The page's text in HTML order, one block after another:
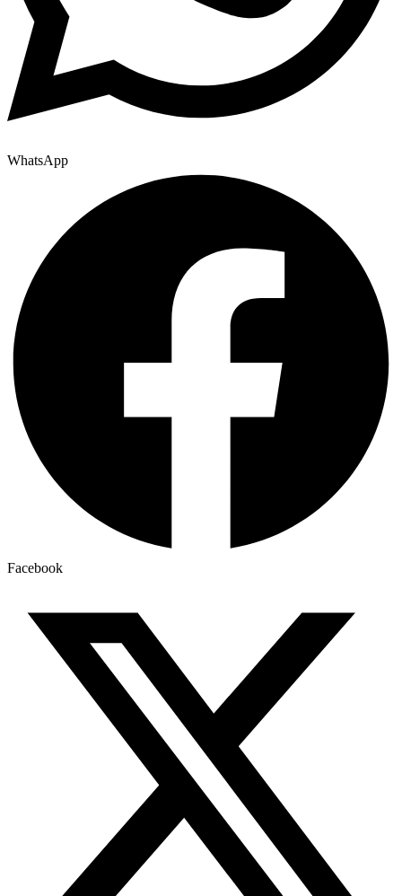
WhatsApp
Facebook